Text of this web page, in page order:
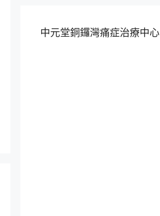
中元堂銅鑼灣痛症治療中心